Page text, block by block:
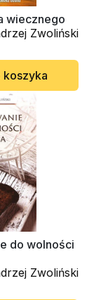
wiecznego
Zwoliński
koszyka
do wolności
Zwoliński